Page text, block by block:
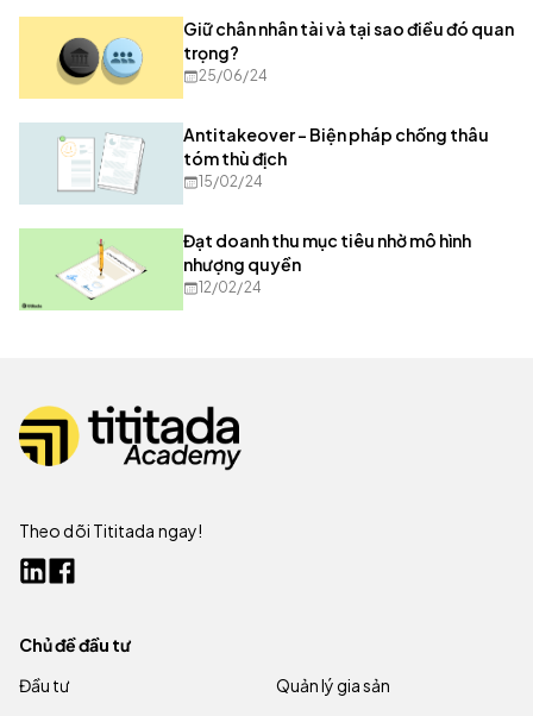
Giữ chân nhân tài và tại sao điều đó quan
trọng?
25/06/24
Antitakeover - Biện pháp chống thâu
tóm thù địch
15/02/24
Đạt doanh thu mục tiêu nhờ mô hình
nhượng quyền
12/02/24
Theo dõi Tititada ngay!
Chủ đề đầu tư
Đầu tư
Quản lý gia sản